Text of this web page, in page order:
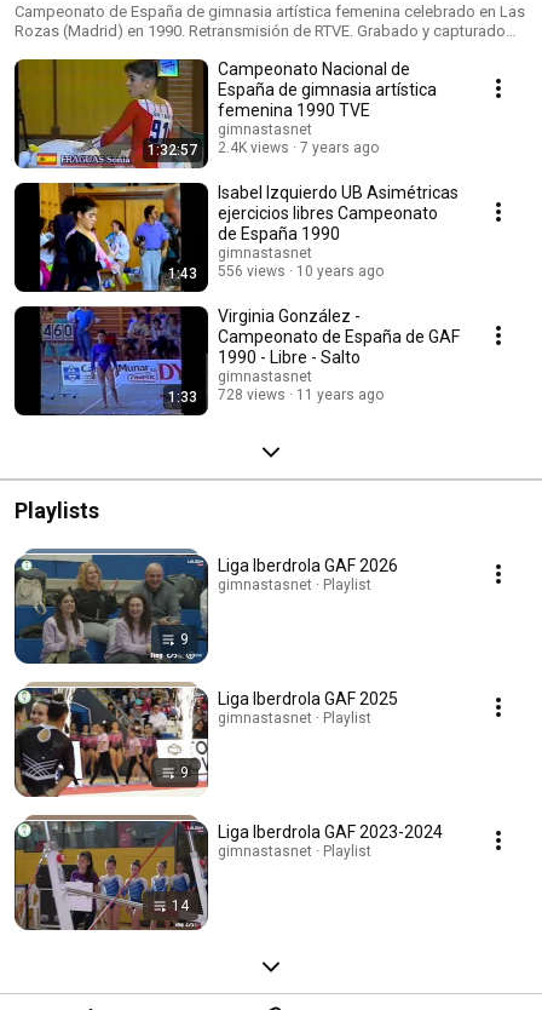
Campeonato de España de gimnasia artística femenina celebrado en Las
Rozas (Madrid) en 1990. Retransmisión de RTVE. Grabado y capturado
1:32:57
Campeonato Nacional de
España de gimnasia artística
femenina 1990 TVE
gimnastasnet
2.4K views
7 years ago
1:43
Isabel Izquierdo UB Asimétricas
ejercicios libres Campeonato
de España 1990
gimnastasnet
556 views
10 years ago
1:33
Virginia González -
Campeonato de España de GAF
1990 - Libre - Salto
gimnastasnet
728 views
11 years ago
Playlists
9
Liga Iberdrola GAF 2026
gimnastasnet · Playlist
9
Liga Iberdrola GAF 2025
gimnastasnet · Playlist
14
Liga Iberdrola GAF 2023-2024
gimnastasnet · Playlist